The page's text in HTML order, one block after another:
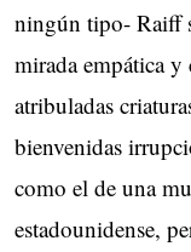
ningún tipo- Raiff
mirada empática y
atribuladas
bienvenidas
como el de una
estadounidense,